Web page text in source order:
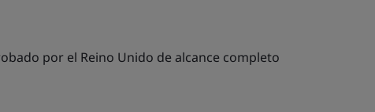
por el Reino Unido de alcance completo